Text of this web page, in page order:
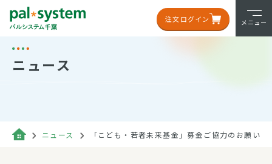
注文ログイン メニュー
ニュース
ニュース 「こども・若者未来基金」募金ご協力のお願い